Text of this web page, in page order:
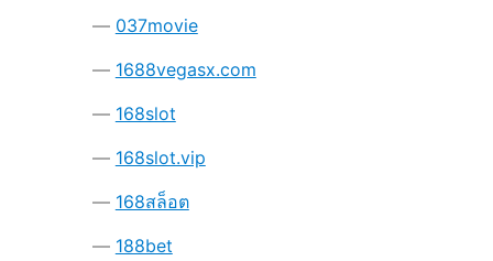
037movie
1688vegasx.com
168slot
168slot.vip
168สล็อต
188bet